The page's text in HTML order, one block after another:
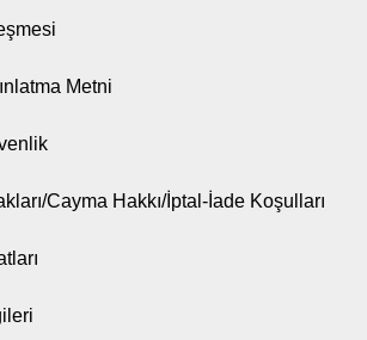
Metni
Cayma Hakkı/İptal-İade Koşulları